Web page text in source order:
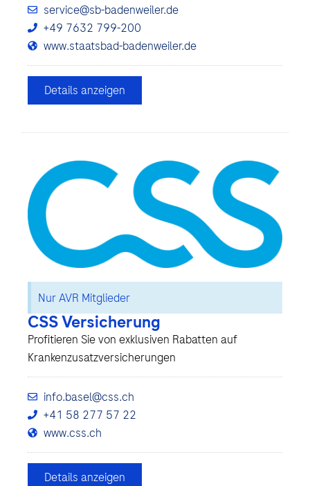
service@sb-badenweiler.de
+49 7632 799-200
www.staatsbad-badenweiler.de
Details anzeigen
Nur AVR Mitglieder
CSS Versicherung
Profitieren Sie von exklusiven Rabatten auf
Krankenzusatzversicherungen
info.basel@css.ch
+41 58 277 57 22
www.css.ch
Details anzeigen